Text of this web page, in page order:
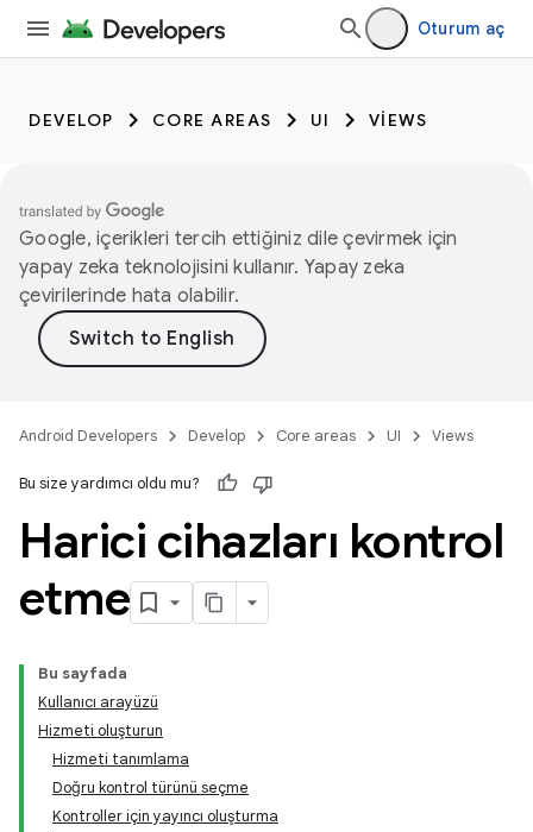
Oturum aç
DEVELOP CORE AREAS UI VIEWS
Google, içerikleri tercih ettiğiniz dile çevirmek için
yapay zeka teknolojisini kullanır. Yapay zeka
çevirilerinde hata olabilir.
Android Developers Develop Core areas UI Views
Bu size yardımcı oldu mu?
Harici cihazları kontrol
etme
Bu sayfada
Kullanıcı arayüzü
Hizmeti oluşturun
Hizmeti tanımlama
Doğru kontrol türünü seçme
Kontroller için yayıncı oluşturma